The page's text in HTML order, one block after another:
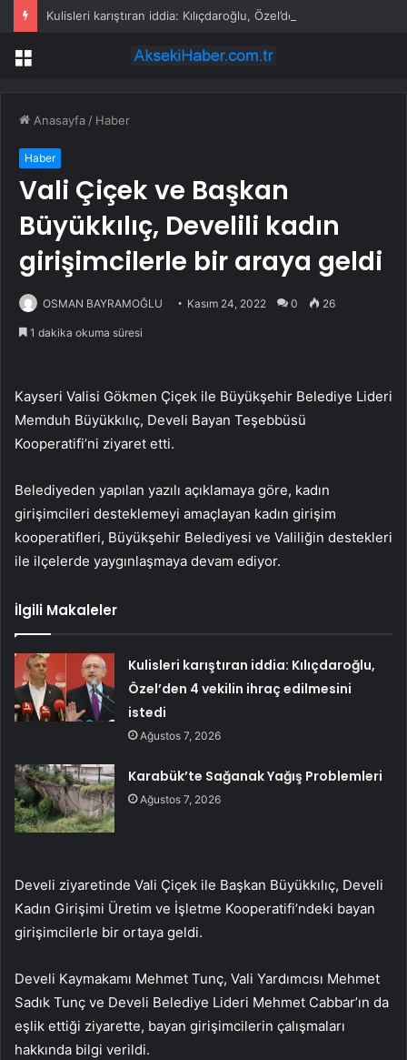
Menü
Anasayfa / Haber
Haber
Vali Çiçek ve Başkan
Büyükkılıç, Develili kadın
girişimcilerle bir araya geldi
OSMAN BAYRAMOĞLU Kasım 24, 2022 0 26
1 dakika okuma süresi
Kayseri Valisi Gökmen Çiçek ile Büyükşehir Belediye Lideri
Memduh Büyükkılıç, Develi Bayan Teşebbüsü
Kooperatifi’ni ziyaret etti.
Belediyeden yapılan yazılı açıklamaya göre, kadın
girişimcileri desteklemeyi amaçlayan kadın girişim
kooperatifleri, Büyükşehir Belediyesi ve Valiliğin destekleri
ile ilçelerde yaygınlaşmaya devam ediyor.
İlgili Makaleler
Kulisleri karıştıran iddia: Kılıçdaroğlu,
Özel’den 4 vekilin ihraç edilmesini
istedi
Ağustos 7, 2026
Karabük’te Sağanak Yağış Problemleri
Ağustos 7, 2026
Develi ziyaretinde Vali Çiçek ile Başkan Büyükkılıç, Develi
Kadın Girişimi Üretim ve İşletme Kooperatifi’ndeki bayan
girişimcilerle bir ortaya geldi.
Develi Kaymakamı Mehmet Tunç, Vali Yardımcısı Mehmet
Sadık Tunç ve Develi Belediye Lideri Mehmet Cabbar’ın da
eşlik ettiği ziyarette, bayan girişimcilerin çalışmaları
hakkında bilgi verildi.